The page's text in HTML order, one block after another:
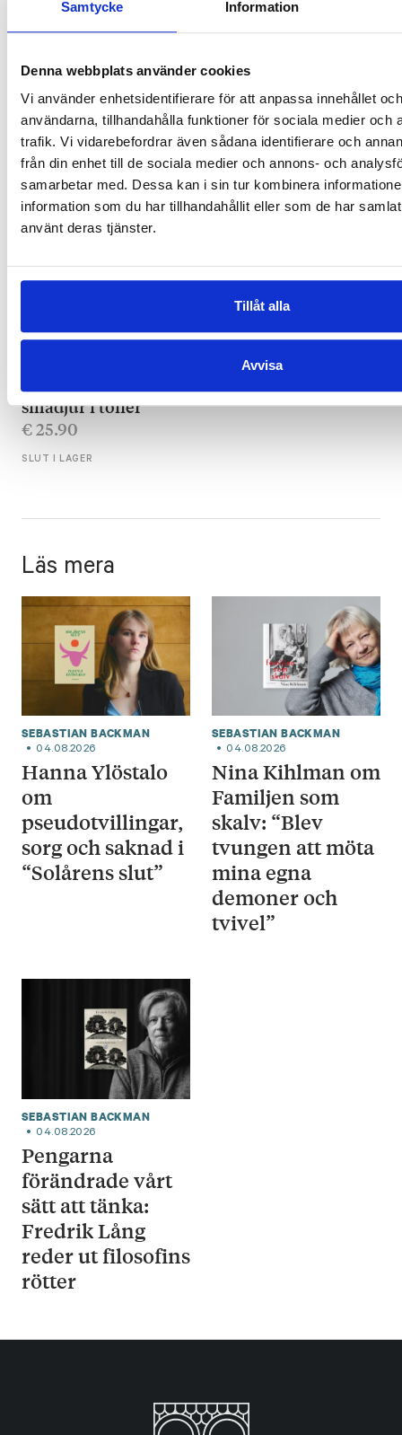
Samtycke Information
Denna webbplats använder cookies
Vi använder enhetsidentifierare för att anpassa innehållet
användarna, tillhandahålla funktioner för sociala medier och
trafik. Vi vidarebefordrar även sådana identifierare och
från din enhet till de sociala medier och annons- och
samarbetar med. Dessa kan i sin tur kombinera
information som du har tillhandahållit eller som de har
använt deras tjänster.
Tillåt alla
Avvisa
LINDA BONDESTAM,LAURA
Konkarongen
€ 25.40
Havsodjur
€ 26.90
SLUT I LAGER
Zoologipoesi –
smådjur i toner
€25.90
SLUT I LAGER
Läs mera
SEBASTIAN BACKMAN
04.08.2026
Hanna Ylöstalo
om
pseudotvillingar,
sorg och saknad i
“Solårens slut”
SEBASTIAN BACKMAN
04.08.2026
Nina Kihlman om
Familjen som
skalv: “Blev
tvungen att möta
mina egna
demoner och
tvivel”
SEBASTIAN BACKMAN
04.08.2026
Pengarna
förändrade vårt
sätt att tänka:
Fredrik Lång
reder ut filosofins
rötter